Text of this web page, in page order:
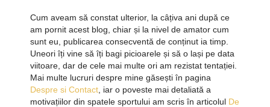
Cum aveam să constat ulterior, la câțiva ani după ce
am pornit acest blog, chiar și la nivel de amator cum
sunt eu, publicarea consecventă de conținut ia timp.
Uneori îți vine să îți bagi picioarele și să o lași pe data
viitoare, dar de cele mai multe ori am rezistat tentației.
Mai multe lucruri despre mine găsești în pagina
Despre si Contact , iar o poveste mai detaliată a
motivațiilor din spatele sportului am scris în articolul De